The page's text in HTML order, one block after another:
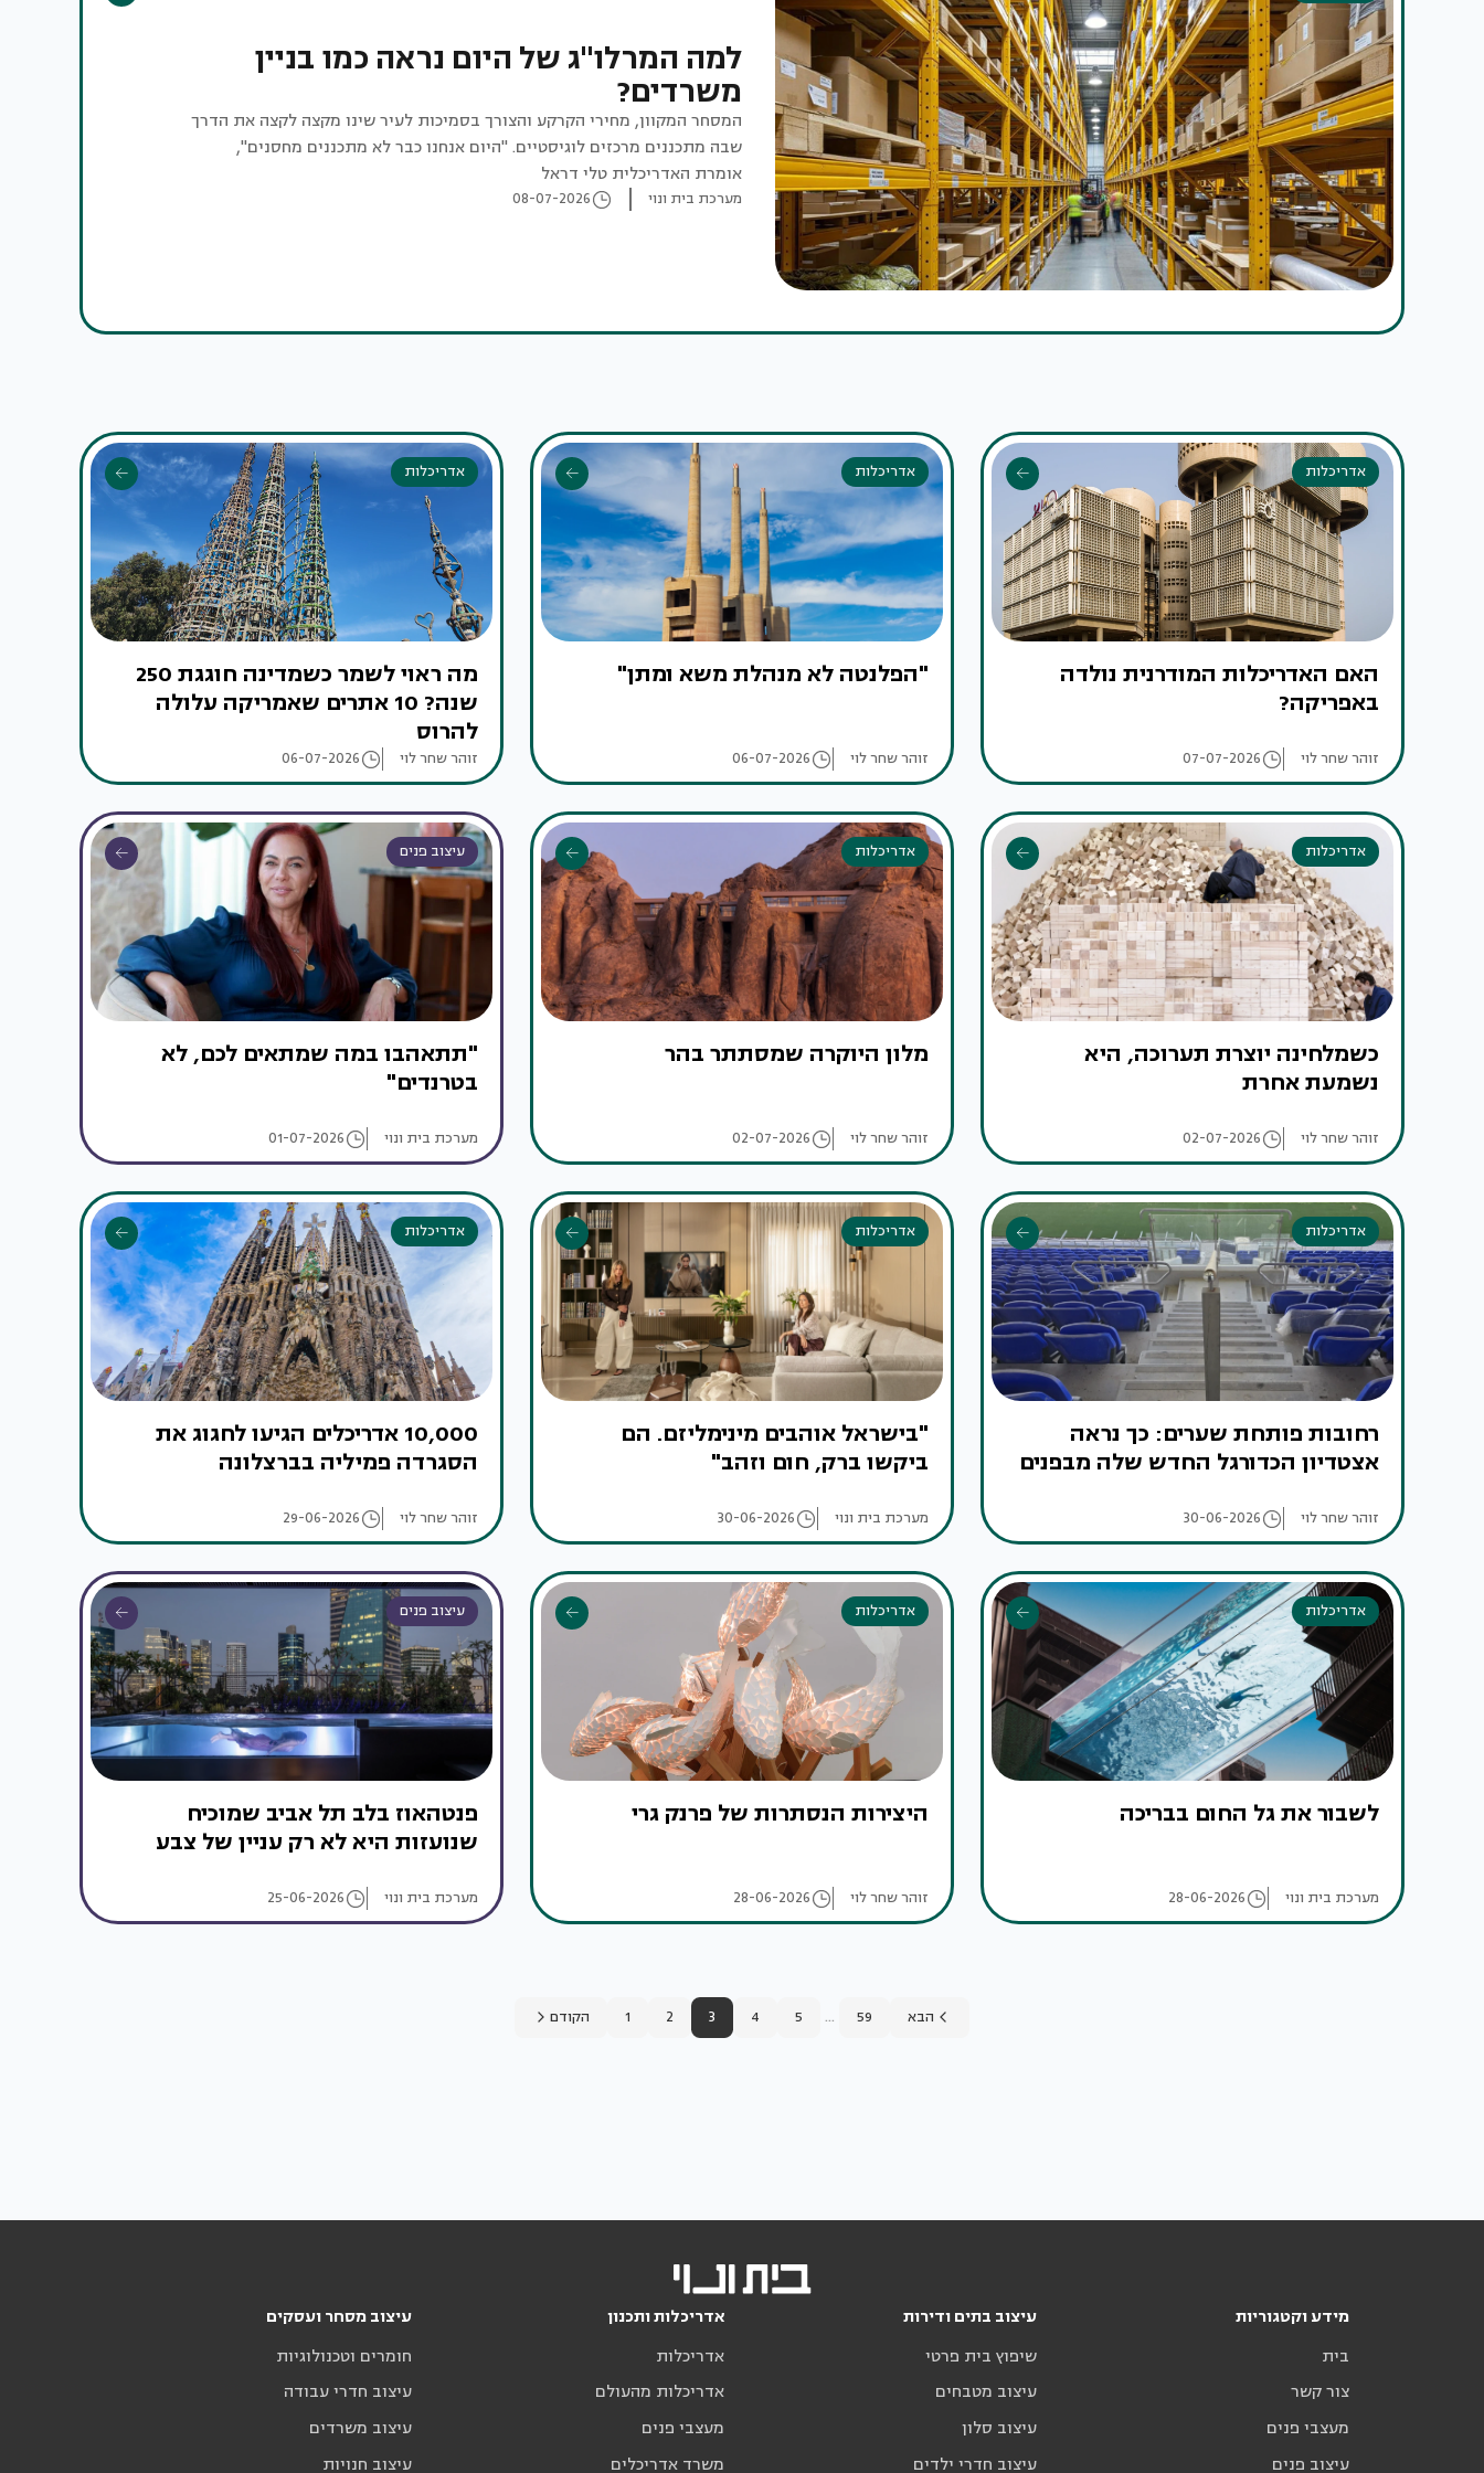
למה המרלו"ג של היום נראה כמו בניין
משרדים?
המסחר המקוון, מחירי הקרקע והצורך בסמיכות לעיר שינו מקצה לקצה את הדרך
שבה מתכננים מרכזים לוגיסטיים. "היום אנחנו כבר לא מתכננים מחסנים",
אומרת האדריכלית טלי דראל
מערכת בית ונוי 08-07-2026
אדריכלות
האם האדריכלות המודרנית נולדה
באפריקה?
זוהר שחר לוי 07-07-2026
אדריכלות
"הפלנטה לא מנהלת משא ומתן"
זוהר שחר לוי 06-07-2026
אדריכלות
מה ראוי לשמר כשמדינה חוגגת 250
שנה? 10 אתרים שאמריקה עלולה
להרוס
זוהר שחר לוי 06-07-2026
אדריכלות
כשמלחינה יוצרת תערוכה, היא
נשמעת אחרת
זוהר שחר לוי 02-07-2026
אדריכלות
מלון היוקרה שמסתתר בהר
זוהר שחר לוי 02-07-2026
עיצוב פנים
"תתאהבו במה שמתאים לכם, לא
בטרנדים"
מערכת בית ונוי 01-07-2026
אדריכלות
רחובות פותחת שערים: כך נראה
אצטדיון הכדורגל החדש שלה מבפנים
זוהר שחר לוי 30-06-2026
אדריכלות
"בישראל אוהבים מינימליזם. הם
ביקשו ברק, חום וזהב"
מערכת בית ונוי 30-06-2026
אדריכלות
10,000 אדריכלים הגיעו לחגוג את
הסגרדה פמיליה בברצלונה
זוהר שחר לוי 29-06-2026
אדריכלות
לשבור את גל החום בבריכה
מערכת בית ונוי 28-06-2026
אדריכלות
היצירות הנסתרות של פרנק גרי
זוהר שחר לוי 28-06-2026
עיצוב פנים
פנטהאוז בלב תל אביב שמוכיח
שנועזות היא לא רק עניין של צבע
מערכת בית ונוי 25-06-2026
הקודם 1 2 3 4 5 ... 59 הבא
מידע וקטגוריות
בית
צור קשר
מעצבי פנים
עיצוב פנים
עיצוב בתים ודירות
שיפוץ בית פרטי
עיצוב מטבחים
עיצוב סלון
עיצוב חדרי ילדים
אדריכלות ותכנון
אדריכלות
אדריכלות מהעולם
מעצבי פנים
משרד אדריכלים
עיצוב מסחר ועסקים
חומרים וטכנולוגיות
עיצוב חדרי עבודה
עיצוב משרדים
עיצוב חנויות